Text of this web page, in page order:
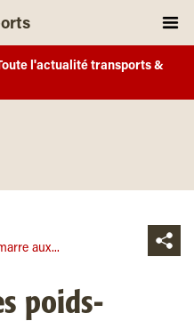
l'actualité transports &
aux...
poids-